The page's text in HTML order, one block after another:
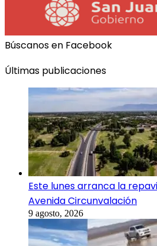
Búscanos en Facebook
Últimas publicaciones
Este lunes arranca la
Avenida Circunvalación
9 agosto, 2026